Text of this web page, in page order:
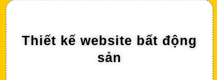
Thiết kế website bất động
sản